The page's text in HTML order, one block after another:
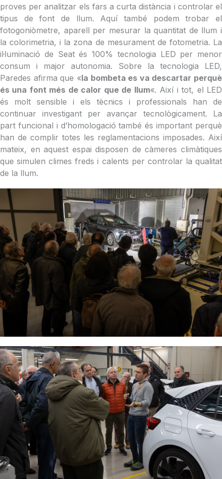
proves per analitzar els fars a curta distància i controlar el
tipus de font de llum. Aquí també podem trobar el
fotogoniòmetre, aparell per mesurar la quantitat de llum i
la colorimetria, i la zona de mesurament de fotometria. La
il·luminació de Seat és 100% tecnologia LED per menor
consum i major autonomia. Sobre la tecnologia LED,
Paredes afirma que «la bombeta es va descartar perquè
és una font més de calor que de llum«. Així i tot, el LED
és molt sensible i els tècnics i professionals han de
continuar investigant per avançar tecnològicament. La
part funcional i d’homologació també és important perquè
han de complir totes les reglamentacions imposades. Així
mateix, en aquest espai disposen de càmeres climàtiques
que simulen climes freds i calents per controlar la qualitat
de la llum.